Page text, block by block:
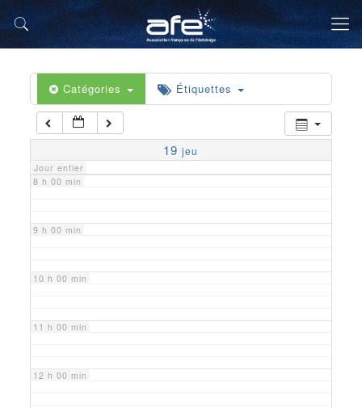
Catégories Étiquettes
19 jeu
Jour entier
5 h 00 min
6 h 00 min
7 h 00 min
8 h 00 min
9 h 00 min
10 h 00 min
11 h 00 min
12 h 00 min